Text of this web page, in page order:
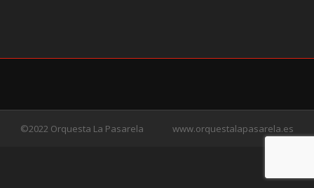
©2022 Orquesta La Pasarela www.orquestalapasarela.es